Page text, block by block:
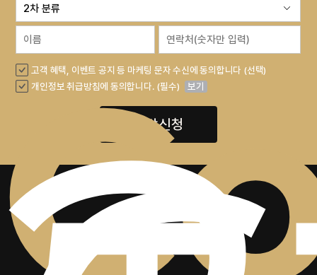
고객 혜택, 이벤트 공지 등 마케팅 문자 수신에 동의합니다 (선택)
개인정보 취급방침에 동의합니다. (필수)
보기
상담신청